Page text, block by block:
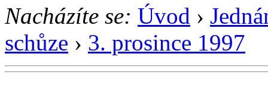
Nacházíte se: Úvod ›
schůze › 3. prosince 1997